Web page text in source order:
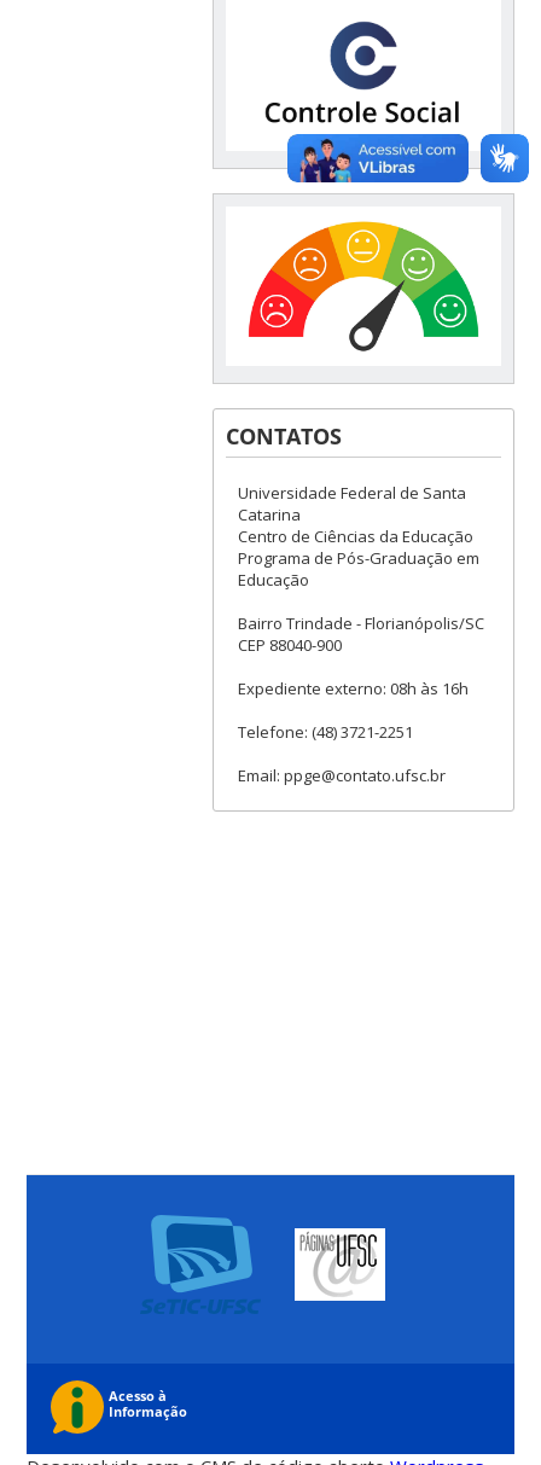
CONTATOS
Universidade Federal de Santa
Catarina
Centro de Ciências da Educação
Programa de Pós-Graduação em
Educação
Bairro Trindade - Florianópolis/SC
CEP 88040-900
Expediente externo: 08h às 16h
Telefone: (48) 3721-2251
Email: ppge@contato.ufsc.br